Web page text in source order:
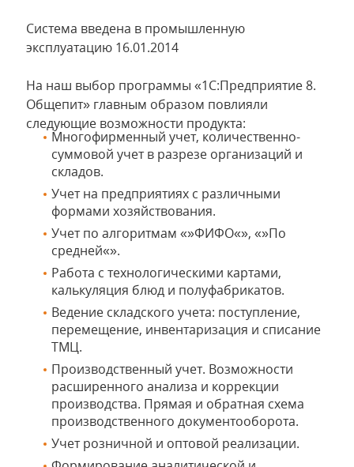
Система введена в промышленную
эксплуатацию 16.01.2014
На наш выбор программы «1С:Предприятие 8.
Общепит» главным образом повлияли
следующие возможности продукта:
Многофирменный учет, количественно-
суммовой учет в разрезе организаций и
складов.
Учет на предприятиях с различными
формами хозяйствования.
Учет по алгоритмам «»ФИФО«», «»По
средней«».
Работа с технологическими картами,
калькуляция блюд и полуфабрикатов.
Ведение складского учета: поступление,
перемещение, инвентаризация и списание
ТМЦ.
Производственный учет. Возможности
расширенного анализа и коррекции
производства. Прямая и обратная схема
производственного документооборота.
Учет розничной и оптовой реализации.